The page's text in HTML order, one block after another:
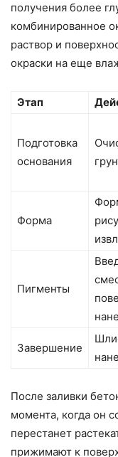
получения более
комбинированное
раствор и
окраски на еще
Этап
Подготовка
основания
Форма
Пигменты
Завершение
После заливки
момента, когда он
перестанет
прижимают к